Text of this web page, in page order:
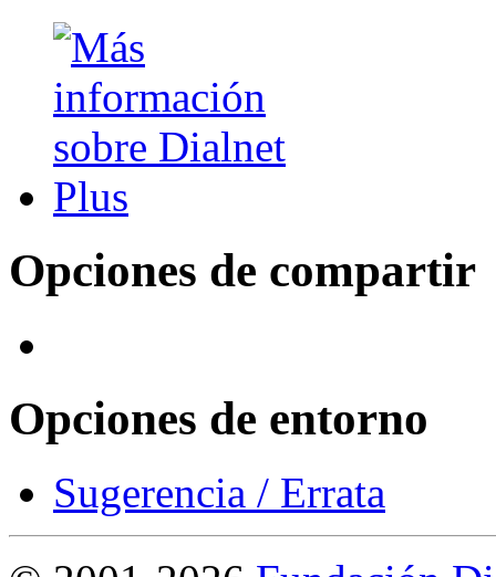
Opciones de compartir
Opciones de entorno
Sugerencia / Errata